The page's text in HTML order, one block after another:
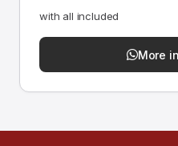
with all included
More